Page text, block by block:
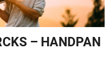
– HANDPAN